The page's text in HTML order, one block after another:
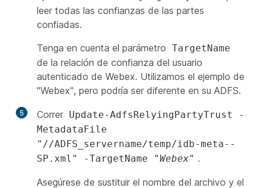
leer todas las confianzas de las partes
confiadas.
Tenga en cuenta el parámetro TargetName
de la relación de confianza del usuario
autenticado de Webex. Utilizamos el ejemplo de
"Webex", pero podría ser diferente en su ADFS.
5 Correr Update-AdfsRelyingPartyTrust -
MetadataFile
"//ADFS_servername/temp/idb-meta- -
SP.xml" -TargetName "Webex" .
Asegúrese de sustituir el nombre del archivo y el